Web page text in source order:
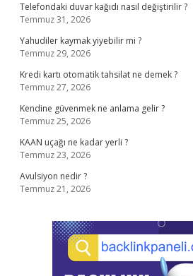
Telefondaki duvar kağıdı nasıl değiştirilir ?
Temmuz 31, 2026
Yahudiler kaymak yiyebilir mi ?
Temmuz 29, 2026
Kredi kartı otomatik tahsilat ne demek ?
Temmuz 27, 2026
Kendine güvenmek ne anlama gelir ?
Temmuz 25, 2026
KAAN uçağı ne kadar yerli ?
Temmuz 23, 2026
Avulsiyon nedir ?
Temmuz 21, 2026